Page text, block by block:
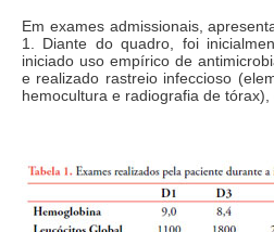
Em exames admissionais,
1. Diante do quadro, foi
iniciado uso empírico de
e realizado rastreio infeccioso
hemocultura e radiografia de